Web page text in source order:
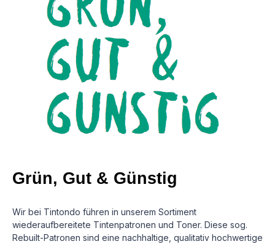
Grün, Gut & Günstig
Wir bei Tintondo führen in unserem Sortiment
wiederaufbereitete Tintenpatronen und Toner. Diese sog.
Rebuilt-Patronen sind eine nachhaltige, qualitativ hochwertige